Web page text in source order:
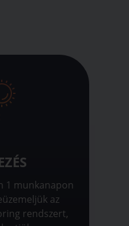
1 munkanapon
az
rendszert,